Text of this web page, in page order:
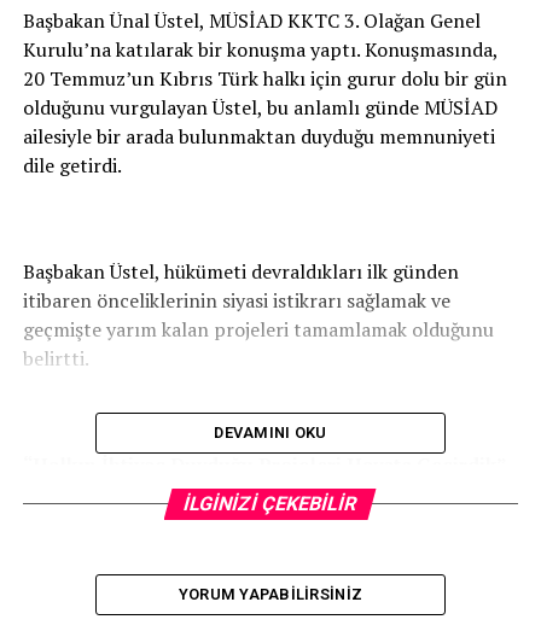
Başbakan Ünal Üstel, MÜSİAD KKTC 3. Olağan Genel
Kurulu’na katılarak bir konuşma yaptı. Konuşmasında,
20 Temmuz’un Kıbrıs Türk halkı için gurur dolu bir gün
olduğunu vurgulayan Üstel, bu anlamlı günde MÜSİAD
ailesiyle bir arada bulunmaktan duyduğu memnuniyeti
dile getirdi.
Başbakan Üstel, hükümeti devraldıkları ilk günden
itibaren önceliklerinin siyasi istikrarı sağlamak ve
geçmişte yarım kalan projeleri tamamlamak olduğunu
belirtti.
Üstel, üç buçuk yıllık görev süresince hükümetin verdiği
tüm sözleri birer birer yerine getirdiğine dikkat çekerek
DEVAMINI OKU
İLGİNİZİ ÇEKEBİLİR
YORUM YAPABILIRSINIZ